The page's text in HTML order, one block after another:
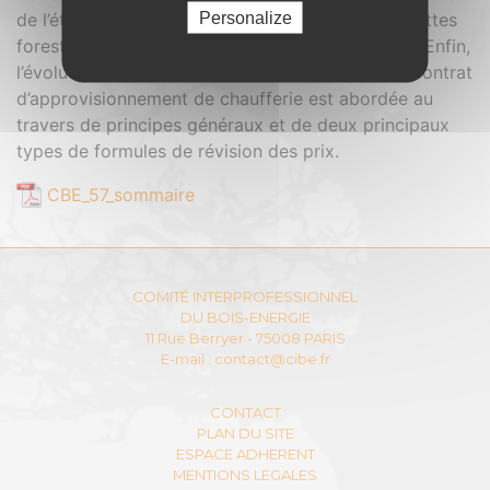
de l’étude sur les coûts de production des plaquettes
forestières / bocagères et des bois en fin de vie. Enfin,
l’évolution du prix du combustible bois dans un contrat
d’approvisionnement de chaufferie est abordée au
travers de principes généraux et de deux principaux
types de formules de révision des prix.
CBE_57_sommaire
COMITÉ INTERPROFESSIONNEL
DU BOIS-ENERGIE
11 Rue Berryer - 75008 PARIS
E-mail : contact@cibe.fr
CONTACT
PLAN DU SITE
ESPACE ADHERENT
MENTIONS LEGALES
Personalize